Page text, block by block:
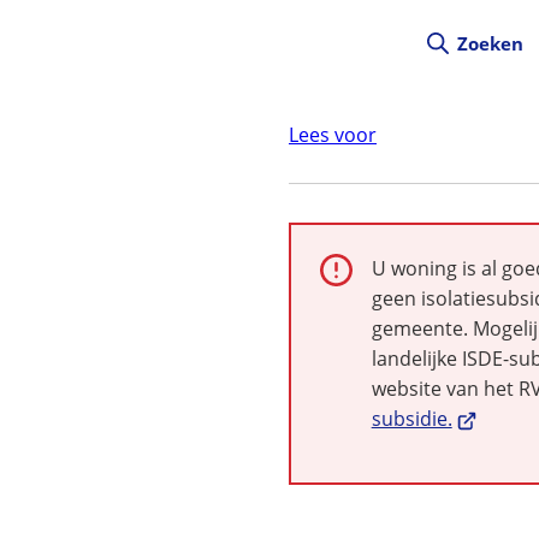
Zoeken
Lees voor
Alarm:
U woning is al
geen
gemeente.
landelijke ISDE-
website van het
subsidie.(Verwijst
een